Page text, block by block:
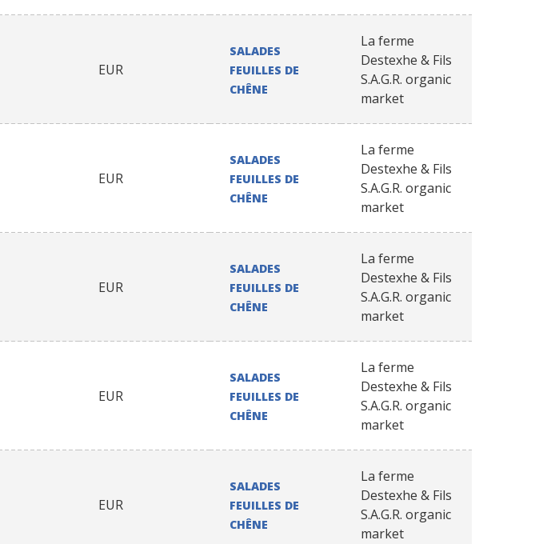
EUR
SALADES
FEUILLES DE
CHÊNE
La ferme
Destexhe & Fils
S.A.G.R. organic
market
EUR
SALADES
FEUILLES DE
CHÊNE
La ferme
Destexhe & Fils
S.A.G.R. organic
market
EUR
SALADES
FEUILLES DE
CHÊNE
La ferme
Destexhe & Fils
S.A.G.R. organic
market
EUR
SALADES
FEUILLES DE
CHÊNE
La ferme
Destexhe & Fils
S.A.G.R. organic
market
EUR
SALADES
FEUILLES DE
CHÊNE
La ferme
Destexhe & Fils
S.A.G.R. organic
market